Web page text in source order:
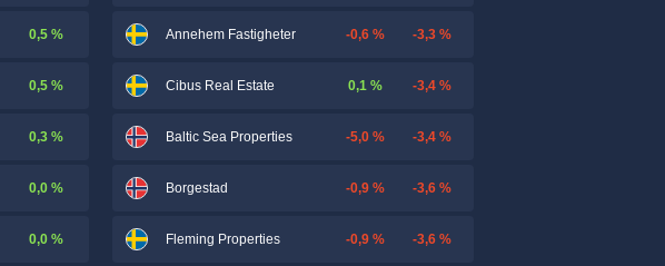
0,5 %
0,5 %
0,3 %
0,0 %
0,0 %
Annehem Fastigheter -0,6 % -3,3 %
Cibus Real Estate 0,1 % -3,4 %
Baltic Sea Properties -5,0 % -3,4 %
Borgestad -0,9 % -3,6 %
Fleming Properties -0,9 % -3,6 %